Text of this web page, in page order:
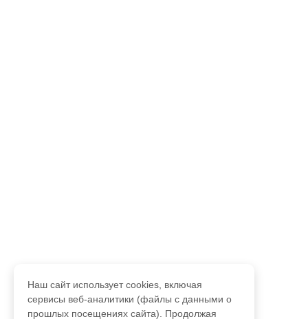
Наш сайт использует cookies, включая
сервисы веб-аналитики (файлы с данными о
прошлых посещениях сайта). Продолжая